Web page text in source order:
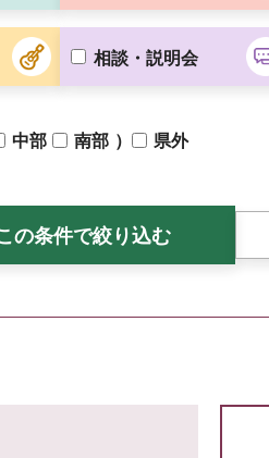
相談・説明会
中部 南部 ） 県外